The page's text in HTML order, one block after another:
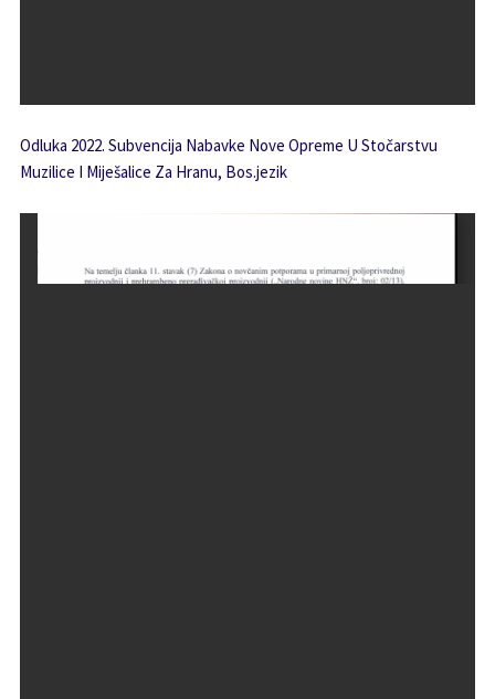
Odluka 2022. Subvencija Nabavke Nove Opreme U Stočarstvu
Muzilice I Miješalice Za Hranu, Bos.jezik